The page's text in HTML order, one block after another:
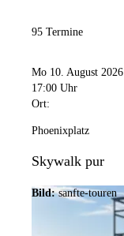
95 Termine
Mo 10. August 2026
17:00 Uhr
Ort:
Phoenixplatz
Skywalk pur
Bild: sanfte-touren